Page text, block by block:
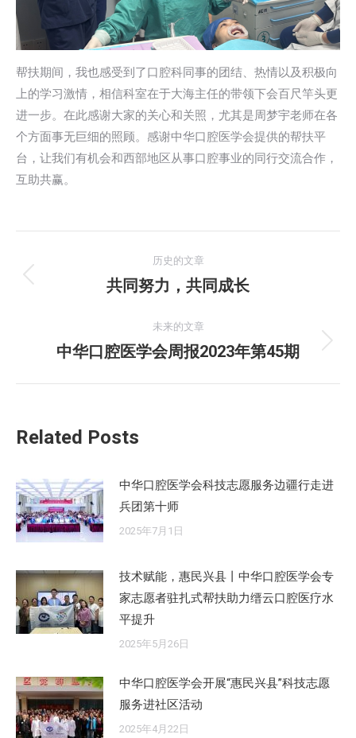
帮扶期间，我也感受到了口腔科同事的团结、热情以及积极向
上的学习激情，相信科室在于大海主任的带领下会百尺竿头更
进一步。在此感谢大家的关心和关照，尤其是周梦宇老师在各
个方面事无巨细的照顾。感谢中华口腔医学会提供的帮扶平
台，让我们有机会和西部地区从事口腔事业的同行交流合作，
互助共赢。
章
历史的文章
历
的
文
共同努力，共同成长
未来的文章
未
中华口腔医学会周报2023年第45期
Related Posts
中华口腔医学会科技志愿服务边疆行走进
兵团第十师
2025年7月1日
技术赋能，惠民兴县丨中华口腔医学会专
家志愿者驻扎式帮扶助力缙云口腔医疗水
平提升
2025年5月26日
中华口腔医学会开展“惠民兴县”科技志愿
服务进社区活动
2025年4月22日